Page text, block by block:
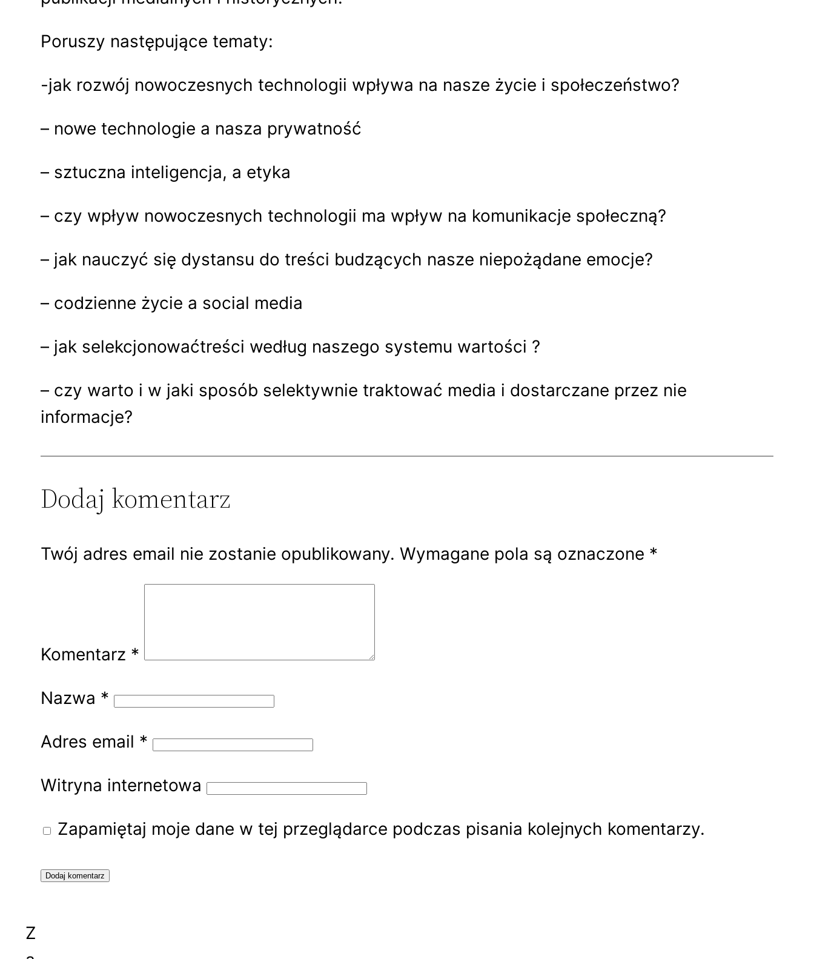
Poruszy następujące tematy:
-jak rozwój nowoczesnych technologii wpływa na nasze życie i społeczeństwo?
– nowe technologie a nasza prywatność
– sztuczna inteligencja, a etyka
– czy wpływ nowoczesnych technologii ma wpływ na komunikacje społeczną?
– jak nauczyć się dystansu do treści budzących nasze niepożądane emocje?
– codzienne życie a social media
– jak selekcjonowaćtreści według naszego systemu wartości ?
– czy warto i w jaki sposób selektywnie traktować media i dostarczane przez nie
informacje?
Dodaj komentarz
Twój adres email nie zostanie opublikowany. Wymagane pola są oznaczone *
Komentarz *
Nazwa *
Adres email *
Witryna internetowa
Zapamiętaj moje dane w tej przeglądarce podczas pisania kolejnych komentarzy.
Z